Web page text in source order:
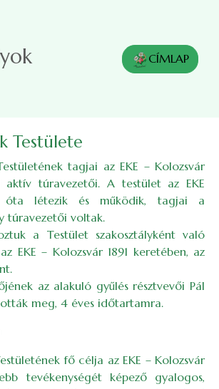
CÍMLAP
Testülete
tagjai az EKE – Kolozsvár
aktív túravezetői. A testület az EKE
óta létezik és működik, tagjai a
túravezetői voltak.
a Testület szakosztályként való
EKE – Kolozsvár 1891 keretében, az
az alakuló gyűlés résztvevői Pál
meg, 4 éves időtartamra.
fő célja az EKE – Kolozsvár
tevékenységét képező gyalogos,